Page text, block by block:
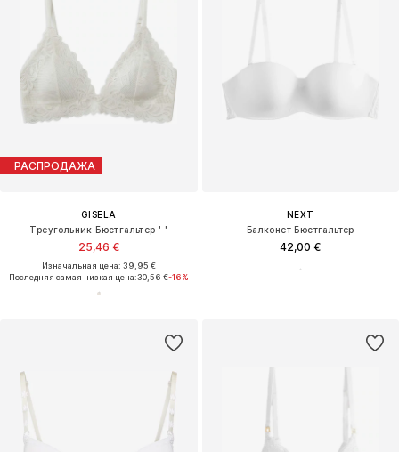
РАСПРОДАЖА
GISELA
Треугольник Бюстгальтер ' '
25,46 €
Изначальная цена: 39,95 €
Последняя самая низкая цена:30,56 €-16%
NEXT
Балконет Бюстгальтер
42,00 €